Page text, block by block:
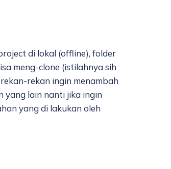
di lokal (offline), folder
meng-clone (istilahnya sih
rekan ingin menambah
yang lain nanti jika ingin
yang di lakukan oleh